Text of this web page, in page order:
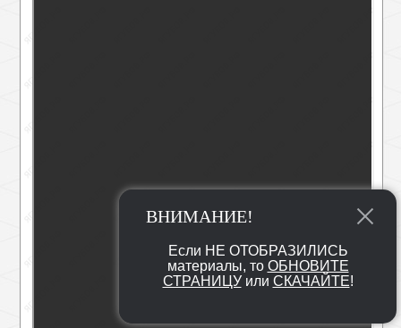
ВНИМАНИЕ!
Если НЕ ОТОБРАЗИЛИСЬ
материалы, то ОБНОВИТЕ
СТРАНИЦУ или СКАЧАЙТЕ!